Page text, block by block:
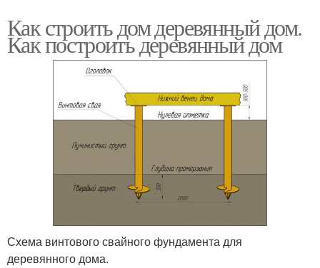
Как строить дом деревянный дом.
Как построить деревянный дом
Схема винтового свайного фундамента для
деревянного дома.